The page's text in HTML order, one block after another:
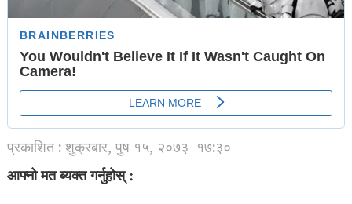
प्रकाशित : शुक्रबार, पुष १५, २०७३ १७:३०
आफ्नो मत ब्यक्त गर्नुहोस् :